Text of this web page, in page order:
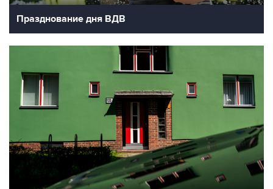
Празднование дня ВДВ